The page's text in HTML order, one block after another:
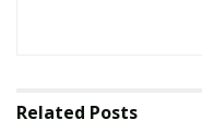
Related Posts